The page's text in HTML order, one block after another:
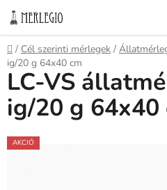
Ugrás
fő
tartalomhoz
Kezdőlap
/ Cél szerinti mérlegek /
ig/20 g 64x40 cm
LC-VS
ig/20 g 64x40
AKCIÓ